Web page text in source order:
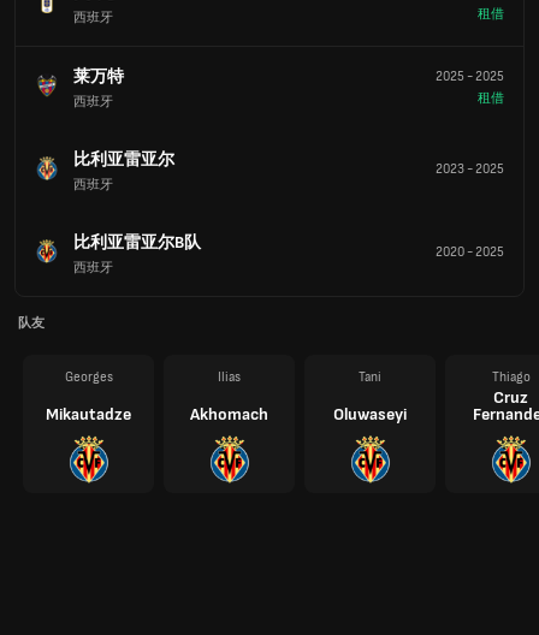
西班牙
租借
莱万特
西班牙
2025 -2025
租借
比利亚雷亚尔
西班牙
2023-2025
比利亚雷亚尔B队
西班牙
2020-2025
队友
Georges
Mikautadze
Ilias
Akhomach
Tani
Oluwaseyi
Thiago
Cruz